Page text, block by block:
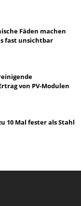
Fäden machen
fast unsichtbar
von PV-Modulen
10 Mal fester als Stahl